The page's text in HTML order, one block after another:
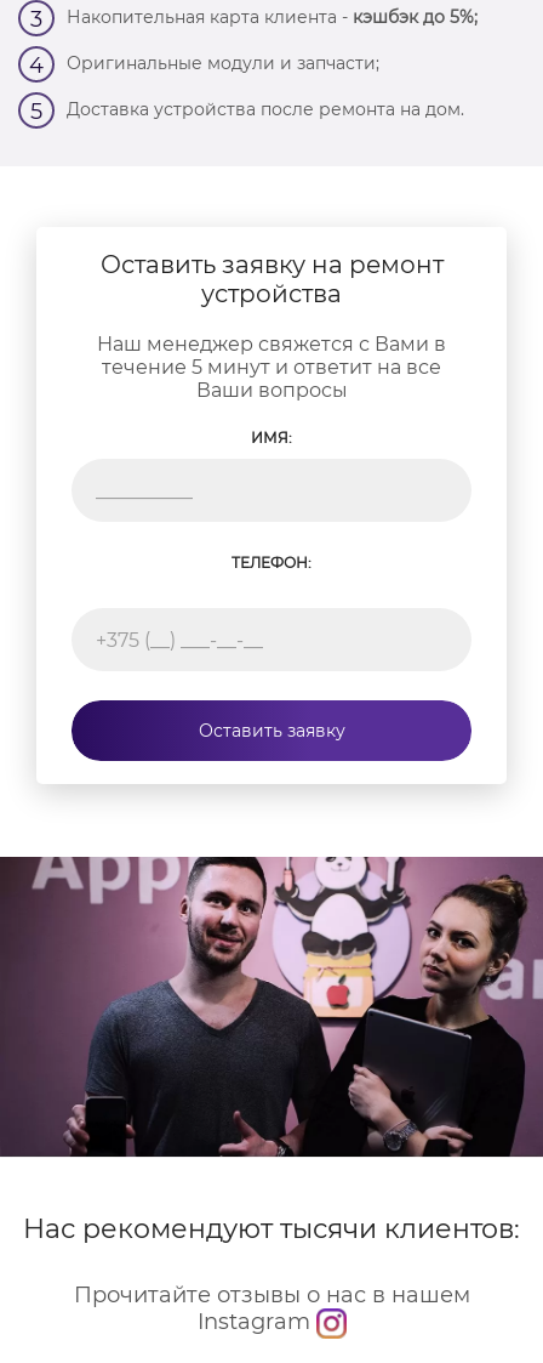
3 Накопительная карта клиента - кэшбэк до 5%;
4 Оригинальные модули и запчасти;
5 Доставка устройства после ремонта на дом.
Оставить заявку на ремонт
устройства
Наш менеджер свяжется с Вами в
течение 5 минут и ответит на все
Ваши вопросы
ИМЯ:
ТЕЛЕФОН:
Оставить заявку
Нас рекомендуют тысячи клиентов:
Прочитайте отзывы о нас в нашем
Instagram